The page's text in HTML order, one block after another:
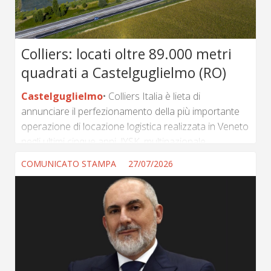
particolare attenzione alla salvaguardia dell’identità
storica dell’immobile e...
Colliers: locati oltre 89.000 metri
quadrati a Castelguglielmo (RO)
Castelguglielmo Colliers Italia è lieta di
annunciare il perfezionamento della più importante
operazione di locazione logistica realizzata in Veneto
negli ultimi cinque anni. JYSK, multinazionale
Castelguglielmo (Rovigo), di proprietà di Castello SGR,
per supportare la propria crescita e rafforzare la
rete distributiva in Italia e nel Sud Europa. Colliers
Italia ha agito in qualità di advisor di entrambe le parti,
assistendo sia JYSK sia Castello...
COMUNICATO STAMPA 27/07/2026